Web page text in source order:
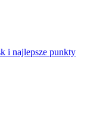
i najlepsze punkty